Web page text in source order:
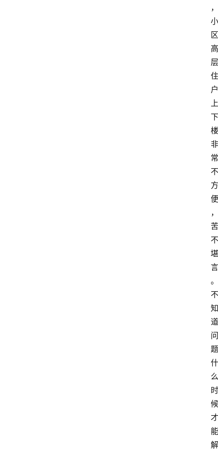
，
小
区
高
层
住
户
上
下
楼
非
常
不
方
便
，
苦
不
堪
言
。
不
知
道
问
题
什
么
时
候
才
能
解